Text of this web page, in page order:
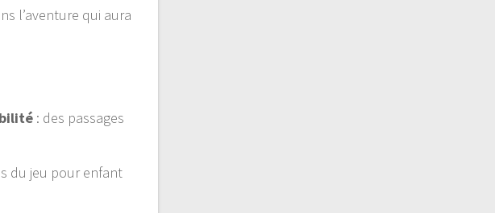
l’aventure qui aura
: des passages
du jeu pour enfant